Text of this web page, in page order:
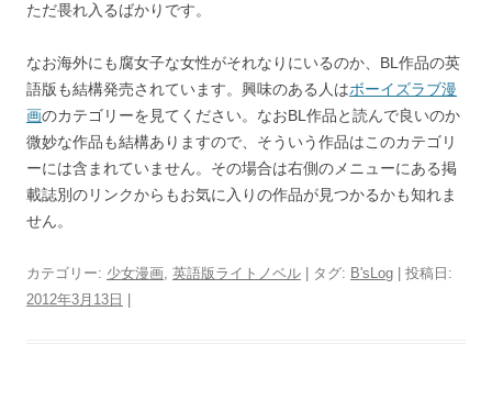
ただ畏れ入るばかりです。
なお海外にも腐女子な女性がそれなりにいるのか、BL作品の英
語版も結構発売されています。興味のある人はボーイズラブ漫
画のカテゴリーを見てください。なおBL作品と読んで良いのか
微妙な作品も結構ありますので、そういう作品はこのカテゴリ
ーには含まれていません。その場合は右側のメニューにある掲
載誌別のリンクからもお気に入りの作品が見つかるかも知れま
せん。
カテゴリー: 少女漫画, 英語版ライトノベル | タグ: B'sLog | 投稿日:
2012年3月13日